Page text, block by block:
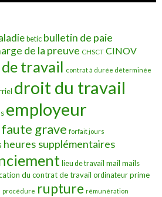
betic bulletin de paie
de la preuve CHSCT CINOV
travail contrat à durée déterminée
droit du travail
employeur
faute grave forfait jours
heures supplémentaires
lieu de travail mail mails
du contrat de travail ordinateur prime
procédure rupture rémunération